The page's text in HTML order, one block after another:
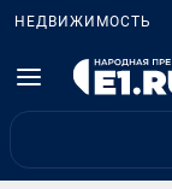
НЕДВИЖИМОСТЬ